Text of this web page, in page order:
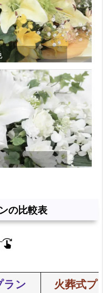
の比較表
swipe_right
ラン 火葬式プ